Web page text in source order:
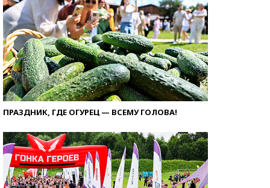
ПРАЗДНИК, ГДЕ ОГУРЕЦ — ВСЕМУ ГОЛОВА!